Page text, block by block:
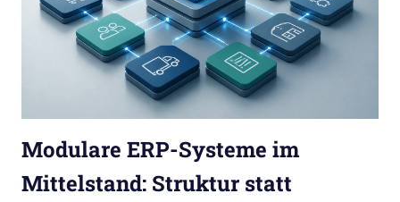
Modulare ERP-Systeme im
Mittelstand: Struktur statt